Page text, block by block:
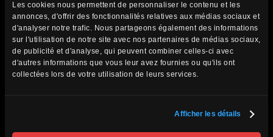
Les cookies nous permettent de personnaliser le contenu et les
annonces, d'offrir des fonctionnalités relatives aux médias sociaux et
d'analyser notre trafic. Nous partageons également des informations
sur l'utilisation de notre site avec nos partenaires de médias sociaux,
de publicité et d'analyse, qui peuvent combiner celles-ci avec
d'autres informations que vous leur avez fournies ou qu'ils ont
collectées lors de votre utilisation de leurs services.
Afficher les détails
6 août 2026
Publié par
Mon conjoint et moi avons beaucoup apprécié ce voyage
et nous voyagerons certainement avec Passion Monde
croisière sur la Tamise. Mais j’ajouterais Bath, l’île de Skye,